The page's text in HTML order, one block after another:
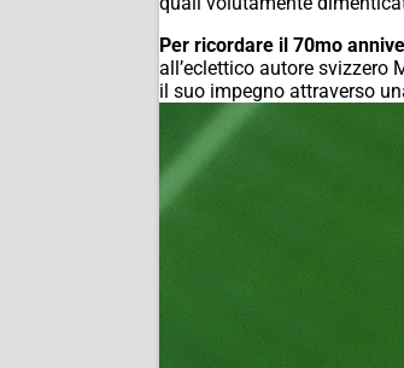
Per ricordare il 70mo
all’eclettico autore svizzero
il suo impegno attraverso